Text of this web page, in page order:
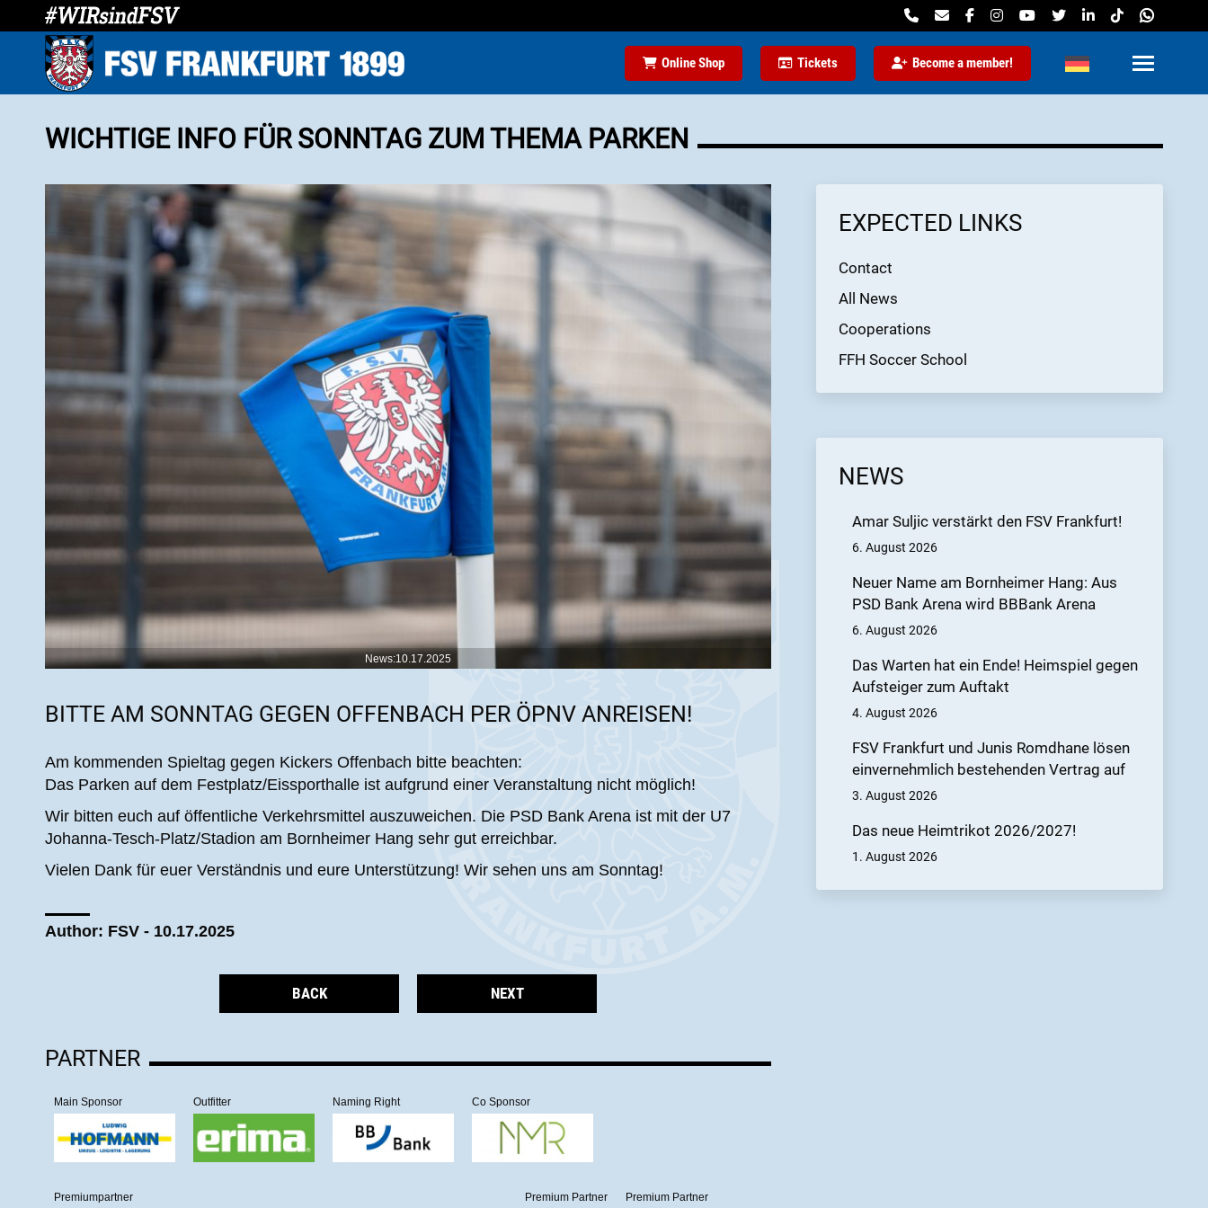
Online Shop Tickets Become a member!
WICHTIGE INFO FÜR SONNTAG ZUM THEMA PARKEN
News:10.17.2025
BITTE AM SONNTAG GEGEN OFFENBACH PER ÖPNV ANREISEN!
Am kommenden Spieltag gegen Kickers Offenbach bitte beachten:
Das Parken auf dem Festplatz/Eissporthalle ist aufgrund einer Veranstaltung nicht möglich!
Wir bitten euch auf öffentliche Verkehrsmittel auszuweichen. Die PSD Bank Arena ist mit der U7
Johanna-Tesch-Platz/Stadion am Bornheimer Hang sehr gut erreichbar.
Vielen Dank für euer Verständnis und eure Unterstützung! Wir sehen uns am Sonntag!
Author: FSV - 10.17.2025
BACK NEXT
PARTNER
Main Sponsor Outfitter Naming Right Co Sponsor
Premiumpartner Premium Partner Premium Partner
EXPECTED LINKS
Contact
All News
Cooperations
FFH Soccer School
NEWS
Amar Suljic verstärkt den FSV Frankfurt!
6. August 2026
Neuer Name am Bornheimer Hang: Aus
PSD Bank Arena wird BBBank Arena
6. August 2026
Das Warten hat ein Ende! Heimspiel gegen
Aufsteiger zum Auftakt
4. August 2026
FSV Frankfurt und Junis Romdhane lösen
einvernehmlich bestehenden Vertrag auf
3. August 2026
Das neue Heimtrikot 2026/2027!
1. August 2026